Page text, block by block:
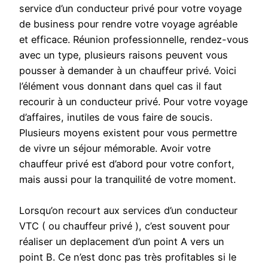
service d’un conducteur privé pour votre voyage
de business pour rendre votre voyage agréable
et efficace. Réunion professionnelle, rendez-vous
avec un type, plusieurs raisons peuvent vous
pousser à demander à un chauffeur privé. Voici
l’élément vous donnant dans quel cas il faut
recourir à un conducteur privé. Pour votre voyage
d’affaires, inutiles de vous faire de soucis.
Plusieurs moyens existent pour vous permettre
de vivre un séjour mémorable. Avoir votre
chauffeur privé est d’abord pour votre confort,
mais aussi pour la tranquilité de votre moment.
Lorsqu’on recourt aux services d’un conducteur
VTC ( ou chauffeur privé ), c’est souvent pour
réaliser un deplacement d’un point A vers un
point B. Ce n’est donc pas très profitables si le